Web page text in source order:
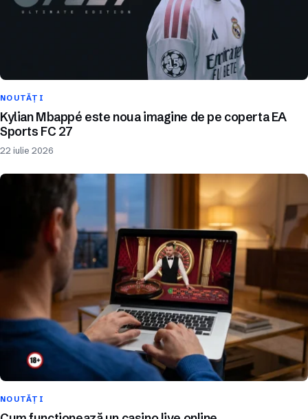
NOUTĂȚI
Kylian Mbappé este noua imagine de pe coperta EA
Sports FC 27
22 iulie 2026
NOUTĂȚI